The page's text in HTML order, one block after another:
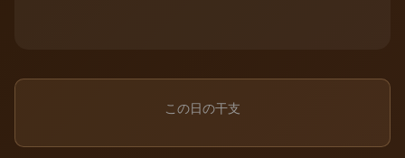
この日の干支